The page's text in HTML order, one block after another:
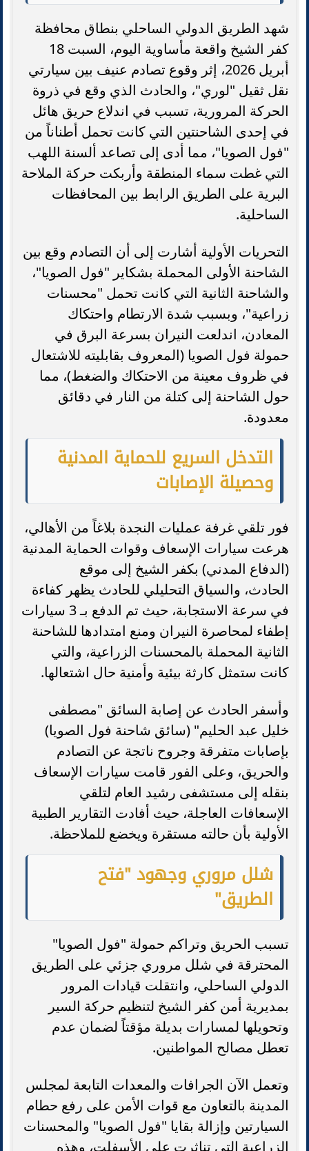
شهد الطريق الدولي الساحلي بنطاق محافظة
كفر الشيخ واقعة مأساوية اليوم، السبت 18
أبريل 2026، إثر وقوع تصادم عنيف بين سيارتي
نقل ثقيل "لوري"، والحادث الذي وقع في ذروة
الحركة المرورية، تسبب في اندلاع حريق هائل
في إحدى الشاحنتين التي كانت تحمل أطناناً من
"فول الصويا"، مما أدى إلى تصاعد ألسنة اللهب
التي غطت سماء المنطقة وأربكت حركة الملاحة
البرية على الطريق الرابط بين المحافظات
الساحلية.
التحريات الأولية أشارت إلى أن التصادم وقع بين
الشاحنة الأولى المحملة بشكاير "فول الصويا"،
والشاحنة الثانية التي كانت تحمل "محسنات
زراعية"، وبسبب شدة الارتطام واحتكاك
المعادن، اندلعت النيران بسرعة البرق في
حمولة فول الصويا (المعروف بقابليته للاشتعال
في ظروف معينة من الاحتكاك والضغط)، مما
حول الشاحنة إلى كتلة من النار في دقائق
معدودة.
التدخل السريع للحماية المدنية
وحصيلة الإصابات
فور تلقي غرفة عمليات النجدة بلاغاً من الأهالي،
هرعت سيارات الإسعاف وقوات الحماية المدنية
(الدفاع المدني) بكفر الشيخ إلى موقع
الحادث، والسياق التحليلي للحادث يظهر كفاءة
في سرعة الاستجابة، حيث تم الدفع بـ 3 سيارات
إطفاء لمحاصرة النيران ومنع امتدادها للشاحنة
الثانية المحملة بالمحسنات الزراعية، والتي
كانت ستمثل كارثة بيئية وأمنية حال اشتعالها.
وأسفر الحادث عن إصابة السائق "مصطفى
خليل عبد الحليم" (سائق شاحنة فول الصويا)
بإصابات متفرقة وجروح ناتجة عن التصادم
والحريق، وعلى الفور قامت سيارات الإسعاف
بنقله إلى مستشفى رشيد العام لتلقي
الإسعافات العاجلة، حيث أفادت التقارير الطبية
الأولية بأن حالته مستقرة ويخضع للملاحظة.
شلل مروري وجهود "فتح
الطريق"
تسبب الحريق وتراكم حمولة "فول الصويا"
المحترقة في شلل مروري جزئي على الطريق
الدولي الساحلي، وانتقلت قيادات المرور
بمديرية أمن كفر الشيخ لتنظيم حركة السير
وتحويلها لمسارات بديلة مؤقتاً لضمان عدم
تعطل مصالح المواطنين.
وتعمل الآن الجرافات والمعدات التابعة لمجلس
المدينة بالتعاون مع قوات الأمن على رفع حطام
السيارتين وإزالة بقايا "فول الصويا" والمحسنات
الزراعية التي تناثرت على الأسفلت، وهذه